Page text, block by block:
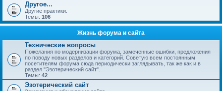
Другое...
Другие практики.
Темы: 106
Жизнь форума и сайта
Технические вопросы
Пожелания по модернизации форума, замеченные ошибки, предложения
по поводу новых разделов и категорий. Советую всем постоянным
посетителям форума сюда периодически заглядывать, так же как и в
раздел "Эзотерический сайт".
Темы: 42
Эзотерический сайт